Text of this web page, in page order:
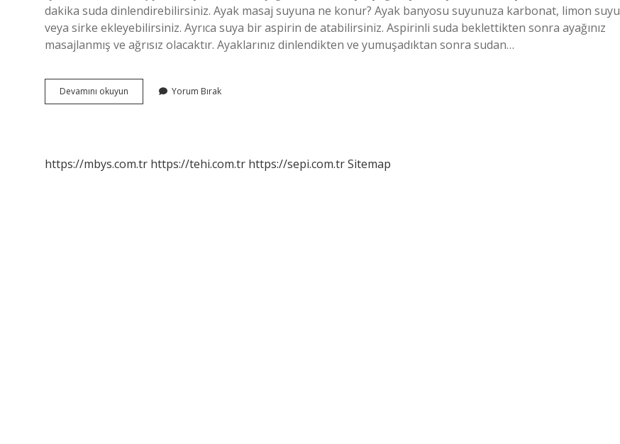
dakika suda dinlendirebilirsiniz. Ayak masaj suyuna ne konur? Ayak banyosu suyunuza karbonat, limon suyu
veya sirke ekleyebilirsiniz. Ayrıca suya bir aspirin de atabilirsiniz. Aspirinli suda beklettikten sonra ayağınız
masajlanmış ve ağrısız olacaktır. Ayaklarınız dinlendikten ve yumuşadıktan sonra sudan…
Devamını okuyun Ayakları
Rahatlatmak
Konur
Yorum Bırak
https://mbys.com.tr https://tehi.com.tr https://sepi.com.trSitemap